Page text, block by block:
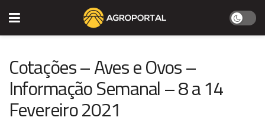
Cotações – Aves e Ovos –
Informação Semanal – 8 a 14
Fevereiro 2021